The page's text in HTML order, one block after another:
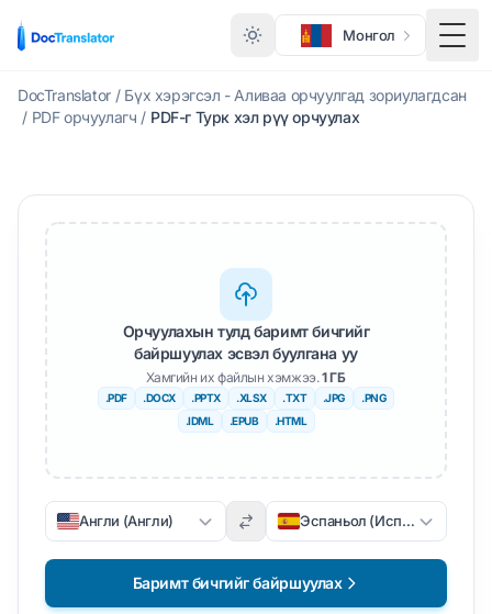
Монгол
DocTranslator / Бүх хэрэгсэл - Аливаа орчуулгад зориулагдсан
/ PDF орчуулагч / PDF-г Турк хэл рүү орчуулах
Орчуулахын тулд баримт бичгийг
байршуулах эсвэл буулгана уу
Хамгийн их файлын хэмжээ.1 ГБ
.PDF .DOCX .PPTX .XLSX .TXT .JPG
.PNG
.IDML
.EPUB .HTML
Англи (Англи) Эспаньол (Испани)
Баримт бичгийг байршуулах